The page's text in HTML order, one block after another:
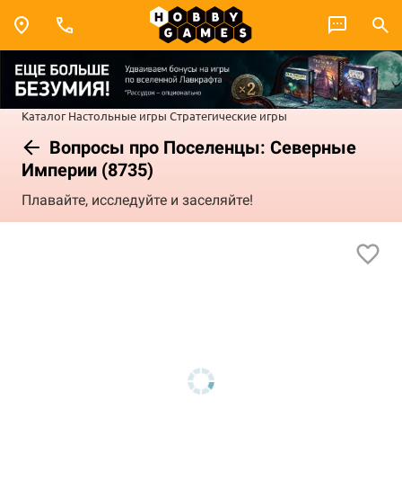
Каталог Настольные игры Стратегические игры
Вопросы про Поселенцы: Северные
Империи (8735)
Плавайте, исследуйте и заселяйте!